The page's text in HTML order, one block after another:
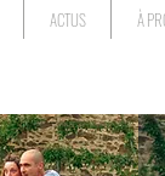
ACTUS À